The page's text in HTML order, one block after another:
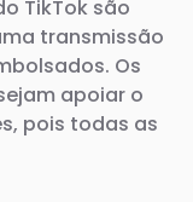
TikTok são
transmissão
Os
apoiar o
pois todas as